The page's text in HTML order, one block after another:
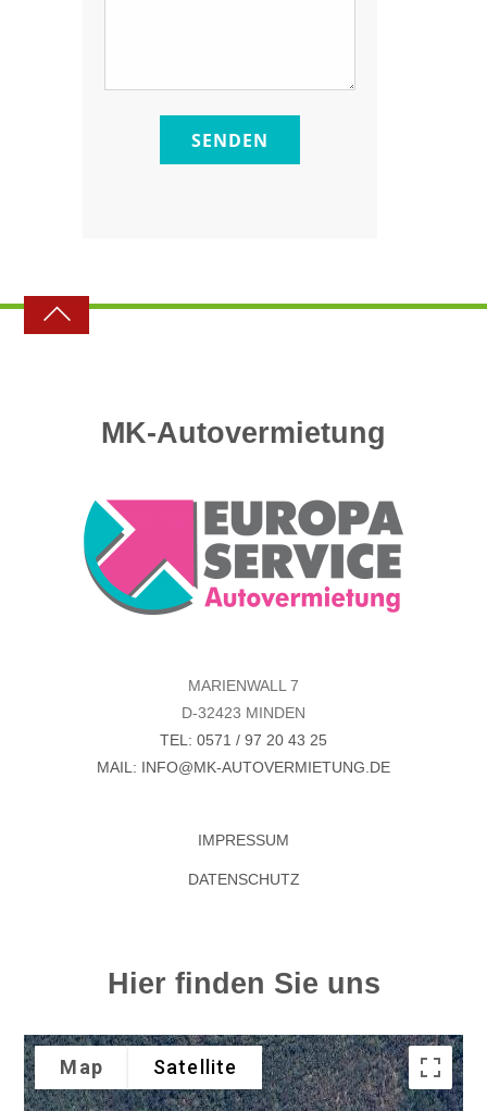
SENDEN
MK-Autovermietung
MARIENWALL 7
D-32423 MINDEN
TEL: 0571 / 97 20 43 25
MAIL: INFO@MK-AUTOVERMIETUNG.DE
IMPRESSUM
DATENSCHUTZ
Hier finden Sie uns
Map Satellite